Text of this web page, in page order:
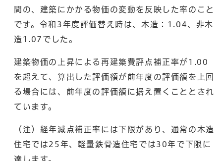
間の、建築にかかる物価の変動を反映した率のこと
です。令和3年度評価替え時は、木造：1.04、非木
造1.07でした。
建築物価の上昇による再建築費評点補正率が1.00
を超えて、算出した評価額が前年度の評価額を上回
る場合には、前年度の評価額に据え置くこととされ
ています。
（注）経年減点補正率には下限があり、通常の木造
住宅では25年、軽量鉄骨造住宅では30年で下限に
達します。